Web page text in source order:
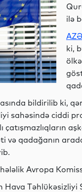
ilə
ki,
bildirilib ki,
sahəsində ciddi
və qadağanın
Avropa
Təhlükəsizliyi